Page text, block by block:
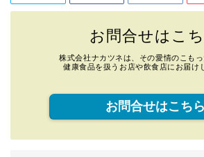
お問合せはこ
株式会社ナカツネは、その愛情のこもっ
健康食品を扱うお店や飲食店にお届け
お問合せはこちら